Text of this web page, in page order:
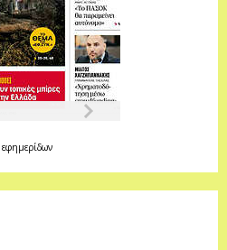
εφημερίδων